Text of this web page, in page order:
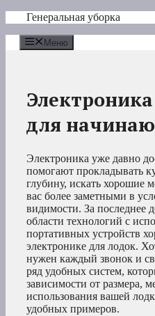
Перейти
содержимому
Генеральная уборка
Меню
для
Электроника уже давно
помогают прокладывать
глубину, искать хорошие
вас более заметными в
видимости. За последнее
области технологий с
портативных устройств
электронике для лодок.
нужен каждый звонок и
ряд удобных систем,
зависимости от размера,
использования вашей
удобных примеров.